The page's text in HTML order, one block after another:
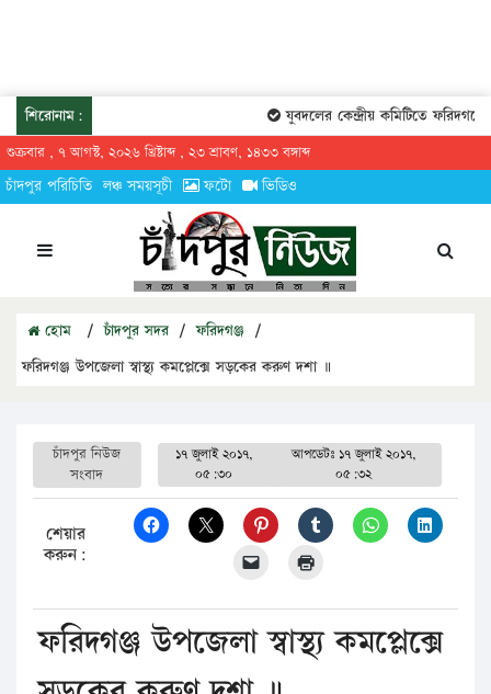
শিরোনাম: যুবদলের কেন্দ্রীয় কমিটিতে ফরিদগঞ্জের
শুক্রবার , ৭ আগস্ট, ২০২৬ খ্রিষ্টাব্দ , ২৩ শ্রাবণ, ১৪৩৩ বঙ্গাব্দ
চাঁদপুর পরিচিতি লঞ্চ সময়সূচী ফটো ভিডিও
হোম / চাঁদপুর সদর / ফরিদগঞ্জ /
ফরিদগঞ্জ উপজেলা স্বাস্থ্য কমপ্লেক্সে সড়কের করুণ দশা ॥
চাঁদপুর নিউজ
সংবাদ
১৭ জুলাই ২০১৭,
০৫:৩০
আপডেটঃ ১৭ জুলাই ২০১৭,
০৫:৩২
শেয়ার
করুন:
ফরিদগঞ্জ উপজেলা স্বাস্থ্য কমপ্লেক্সে